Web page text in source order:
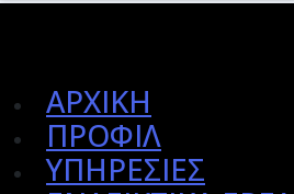
ΑΡΧΙΚΗ
ΠΡΟΦΙΛ
ΥΠΗΡΕΣΙΕΣ